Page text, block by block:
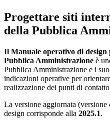
Progettare siti
della Pubblica
Il Manuale operativo di
Pubblica Amministrazione è
Pubblica Amministrazione e i
indicazioni operative per
realizzazione dei punti di
La versione aggiornata
design corrisponde alla 2025.1.